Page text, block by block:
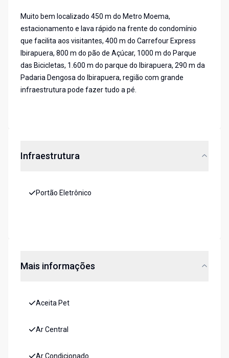
Muito bem localizado 450 m do Metro Moema,
estacionamento e lava rápido na frente do condomínio
que facilita aos visitantes, 400 m do Carrefour Express
Ibirapuera, 800 m do pão de Açúcar, 1000 m do Parque
das Bicicletas, 1.600 m do parque do Ibirapuera, 290 m da
Padaria Dengosa do Ibirapuera, região com grande
infraestrutura pode fazer tudo a pé.
Infraestrutura
Portão Eletrônico
Mais informações
Aceita Pet
Ar Central
Ar Condicionado